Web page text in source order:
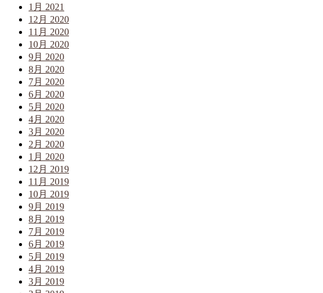
1月 2021
12月 2020
11月 2020
10月 2020
9月 2020
8月 2020
7月 2020
6月 2020
5月 2020
4月 2020
3月 2020
2月 2020
1月 2020
12月 2019
11月 2019
10月 2019
9月 2019
8月 2019
7月 2019
6月 2019
5月 2019
4月 2019
3月 2019